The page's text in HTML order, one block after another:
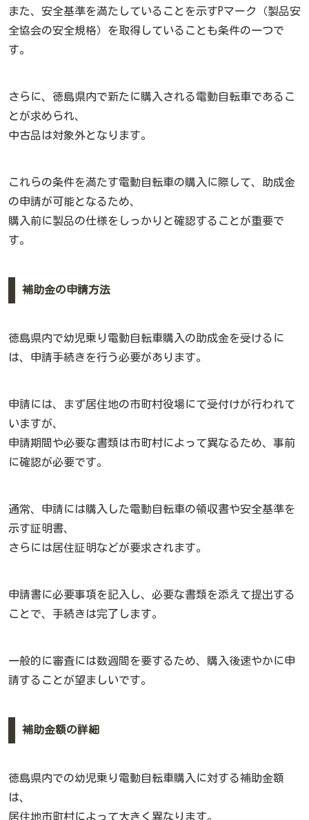
また、安全基準を満たしていることを示すPマーク（製品安
全協会の安全規格）を取得していることも条件の一つで
す。
さらに、徳島県内で新たに購入される電動自転車であるこ
とが求められ、
中古品は対象外となります。
これらの条件を満たす電動自転車の購入に際して、助成金
の申請が可能となるため、
購入前に製品の仕様をしっかりと確認することが重要で
す。
補助金の申請方法
徳島県内で幼児乗り電動自転車購入の助成金を受けるに
は、申請手続きを行う必要があります。
申請には、まず居住地の市町村役場にて受付けが行われて
いますが、
申請期間や必要な書類は市町村によって異なるため、事前
に確認が必要です。
通常、申請には購入した電動自転車の領収書や安全基準を
示す証明書、
さらには居住証明などが要求されます。
申請書に必要事項を記入し、必要な書類を添えて提出する
ことで、手続きは完了します。
一般的に審査には数週間を要するため、購入後速やかに申
請することが望ましいです。
補助金額の詳細
徳島県内での幼児乗り電動自転車購入に対する補助金額
は、
居住地市町村によって大きく異なります。